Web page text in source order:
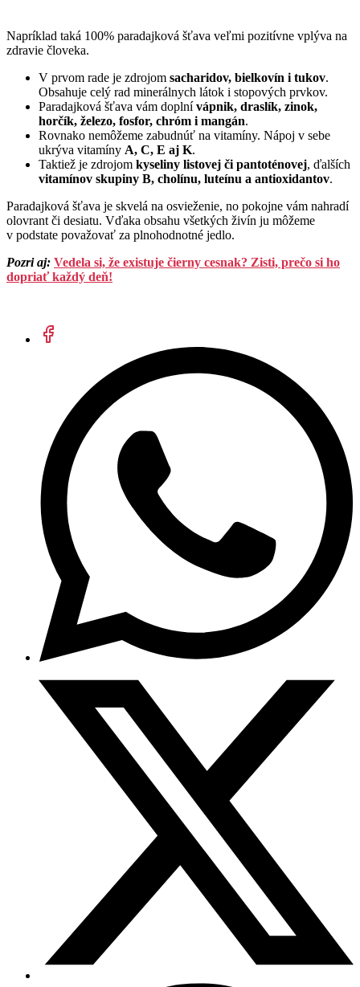
Napríklad taká 100% paradajková šťava veľmi pozitívne vplýva na
zdravie človeka.
V prvom rade je zdrojom sacharidov, bielkovín i tukov.
Obsahuje celý rad minerálnych látok i stopových prvkov.
Paradajková šťava vám doplnívápnik, draslík, zinok,
horčík, železo, fosfor, chróm i mangán.
Rovnako nemôžeme zabudnúť na vitamíny. Nápoj v sebe
ukrýva vitamíny A, C, E aj K.
Taktiež je zdrojom kyseliny listovej či pantoténovej, ďalších
vitamínov skupiny B, cholínu, luteínu a antioxidantov.
Paradajková šťava je skvelá na osvieženie, no pokojne vám nahradí
olovrant či desiatu. Vďaka obsahu všetkých živín ju môžeme
v podstate považovať za plnohodnotné jedlo.
Pozri aj: Vedela si, že existuje čierny cesnak? Zisti, prečo si ho
dopriať každý deň!